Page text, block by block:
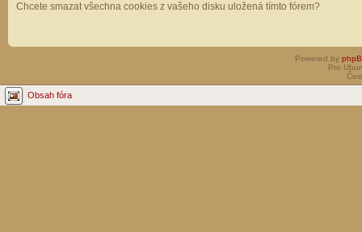
Chcete smazat všechna cookies z vašeho disku uložená tímto fórem?
Powered by
Pro
Obsah fóra